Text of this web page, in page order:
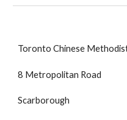
Toronto Chinese
8 Metropolitan Road
Scarborough